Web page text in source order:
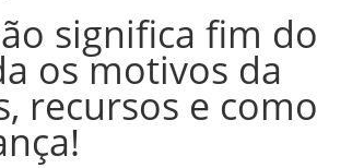
significa fim do
os motivos da
recursos e como